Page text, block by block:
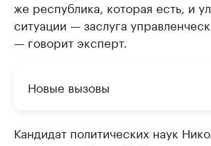
же республика, которая есть, и
ситуации — заслуга
— говорит эксперт.
Новые вызовы
Кандидат политических наук